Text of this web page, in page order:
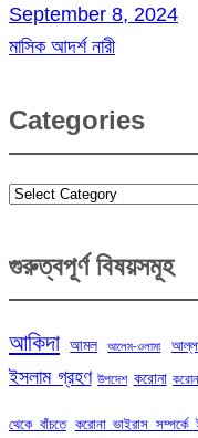
September 8, 2024
মাসিক আদর্শ নারী
Categories
Categories
গুরুত্বপূর্ণ বিষয়সমূহ
আকিদা আমল আলেম-ওলামা
ইসলাম গ্রহণ উপদেশ করোনা
থেকে বাঁচতে করোনা ভাইরাস সম্পর্কে